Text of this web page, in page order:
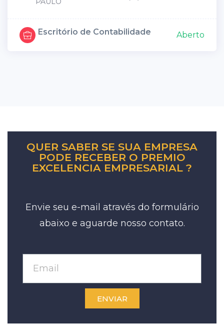
Escritório de Contabilidade Aberto
QUER SABER SE SUA EMPRESA
PODE RECEBER O PREMIO
EXCELENCIA EMPRESARIAL ?
Envie seu e-mail através do formulário
abaixo e aguarde nosso contato.
ENVIAR